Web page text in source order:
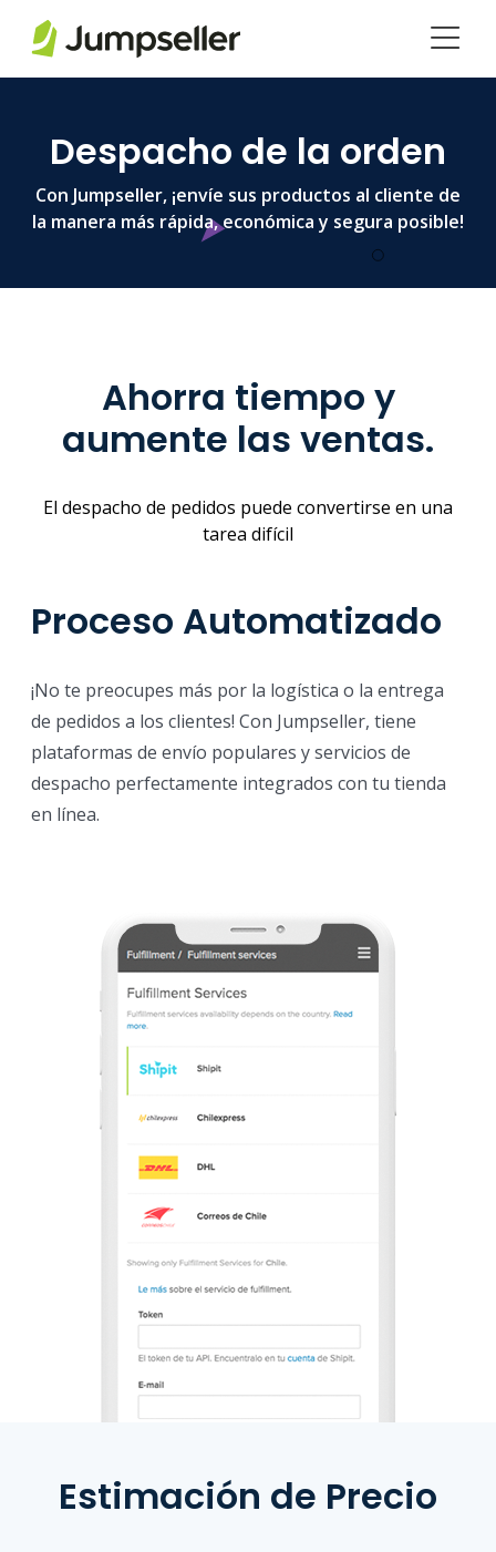
Despacho de la orden
Con Jumpseller, ¡envíe sus productos al cliente de
la manera más rápida, económica y segura posible!
Ahorra tiempo y
aumente las ventas.
El despacho de pedidos puede convertirse en una
tarea difícil
Proceso Automatizado
¡No te preocupes más por la logística o la entrega
de pedidos a los clientes! Con Jumpseller, tiene
plataformas de envío populares y servicios de
despacho perfectamente integrados con tu tienda
en línea.
Estimación de Precio